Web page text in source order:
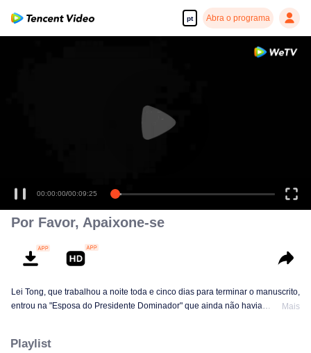
pt Abra o programa
00:00:00/00:09:25
Por Favor, Apaixone-se
Lei Tong, que trabalhou a noite toda e cinco dias para terminar o manuscrito,
entrou na "Esposa do Presidente Dominador" que ainda não havia
não queria um homem ou um emprego. Ela só queria ser um peixe salgado
Mais
Playlist